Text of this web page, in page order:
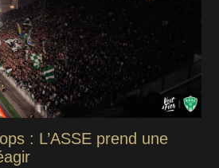
: L’ASSE prend une